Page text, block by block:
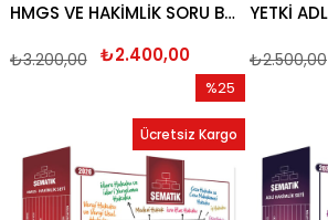
HMGS VE HAKİMLİK SORU BANKASI SETİ 2026
₺2.400,00
₺3.200,00 ₺2.500,00
%25
İndirim
%25İndirim
Ücretsiz Kargo